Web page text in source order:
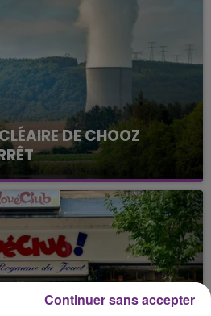
DE CHOOZ
que la centrale
est à l'arrêt. Une situation
intense qui est toujours
Continuer sans accepter